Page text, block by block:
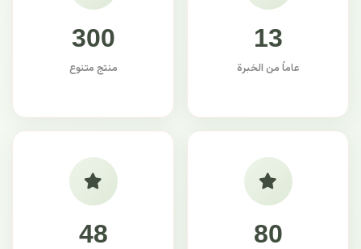
13
عاماً من الخبرة
300
منتج متنوع
80
48